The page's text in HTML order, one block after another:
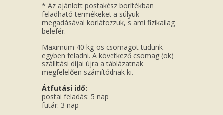
* Az ajánlott postakész borítékban
feladható termékeket a súlyuk
megadásával korlátozzuk, s ami fizikailag
belefér.
Maximum 40 kg-os csomagot tudunk
egyben feladni. A következő csomag (ok)
szállítási díjai újra a táblázatnak
megfelelően számítódnak ki.
Átfutási idő:
postai feladás: 5 nap
futár: 3 nap